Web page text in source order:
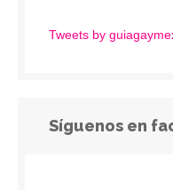
Tweets by
Síguenos en